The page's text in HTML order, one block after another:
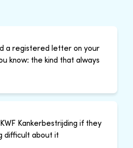
a registered letter on your
know: the kind that always
Kankerbestrijding if they
difficult about it